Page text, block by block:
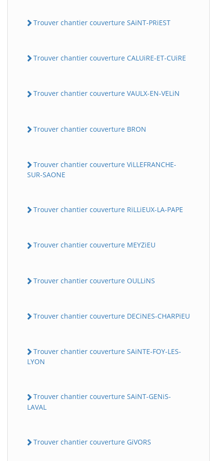
Trouver chantier couverture SAiNT-PRiEST
Trouver chantier couverture CALUiRE-ET-CUiRE
Trouver chantier couverture VAULX-EN-VELiN
Trouver chantier couverture BRON
Trouver chantier couverture ViLLEFRANCHE-
SUR-SAONE
Trouver chantier couverture RiLLiEUX-LA-PAPE
Trouver chantier couverture MEYZiEU
Trouver chantier couverture OULLiNS
Trouver chantier couverture DECiNES-CHARPiEU
Trouver chantier couverture SAiNTE-FOY-LES-
LYON
Trouver chantier couverture SAiNT-GENiS-
LAVAL
Trouver chantier couverture GiVORS